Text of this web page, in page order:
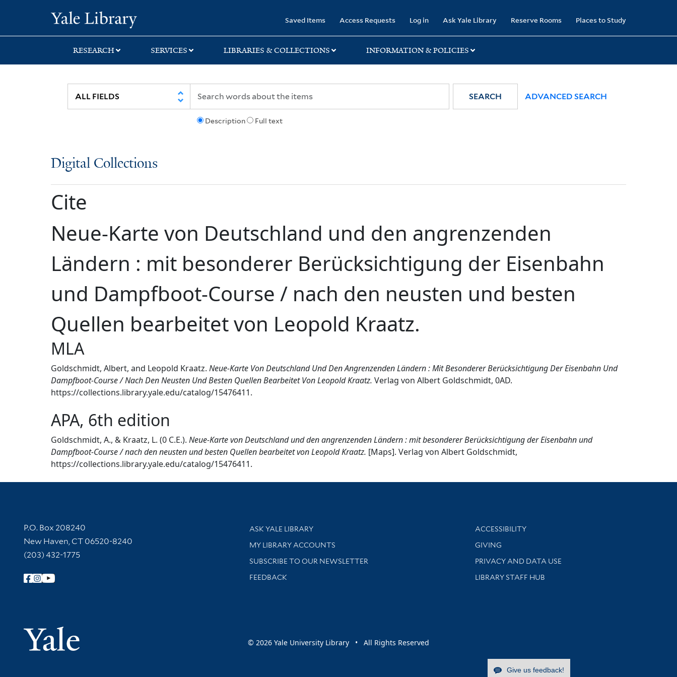
search
main
Saved Items Access Requests Log in Ask Yale Library Reserve Rooms Places to Study
RESEARCH SERVICES LIBRARIES & COLLECTIONS INFORMATION & POLICIES
Description Full text
SEARCH ADVANCED SEARCH
Digital Collections
Cite
Neue-Karte von Deutschland und den angrenzenden
Ländern : mit besonderer Berücksichtigung der Eisenbahn
und Dampfboot-Course / nach den neusten und besten
Quellen bearbeitet von Leopold Kraatz.
MLA
Goldschmidt, Albert, and Leopold Kraatz. Neue-Karte Von Deutschland Und Den Angrenzenden Ländern : Mit Besonderer Berücksichtigung Der Eisenbahn Und
Dampfboot-Course / Nach Den Neusten Und Besten Quellen Bearbeitet Von Leopold Kraatz. Verlag von Albert Goldschmidt, 0AD.
https://collections.library.yale.edu/catalog/15476411.
APA, 6th edition
Goldschmidt, A., & Kraatz, L. (0 C.E.). Neue-Karte von Deutschland und den angrenzenden Ländern : mit besonderer Berücksichtigung der Eisenbahn und
Dampfboot-Course / nach den neusten und besten Quellen bearbeitet von Leopold Kraatz. [Maps]. Verlag von Albert Goldschmidt,
https://collections.library.yale.edu/catalog/15476411.
Contact Information
P.O. Box 208240
New Haven, CT 06520-8240
(203) 432-1775
Follow Yale Library
Yale University
Library Services
ASK YALE LIBRARY
Get research help and support
MY LIBRARY ACCOUNTS
SUBSCRIBE TO OUR NEWSLETTER
Stay updated with library news and events
FEEDBACK
Library Information
ACCESSIBILITY
GIVING
PRIVACY AND DATA USE
LIBRARY STAFF HUB
© 2026 Yale University Library • All Rights Reserved
Give us feedback!